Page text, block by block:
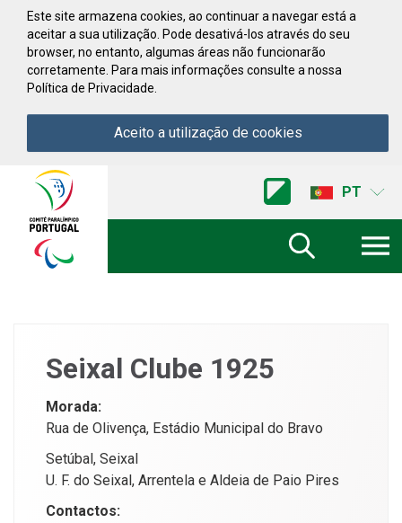
Saltar para conteúdo
Este site armazena cookies, ao continuar a navegar está a
aceitar a sua utilização. Pode desativá-los através do seu
browser, no entanto, algumas áreas não funcionarão
corretamente. Para mais informações consulte a nossa
Política de Privacidade.
Aceito a utilização de cookies
Comite
Paralimpico
Portugal
PT
Seixal Clube 1925
Morada:
Rua de Olivença, Estádio Municipal do Bravo
Setúbal, Seixal
U. F. do Seixal, Arrentela e Aldeia de Paio Pires
Contactos: